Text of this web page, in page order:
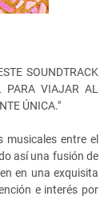
SOUNDTRACK
PARA VIAJAR AL
ÚNICA."
entre el
así una fusión de
en una exquisita
e interés por